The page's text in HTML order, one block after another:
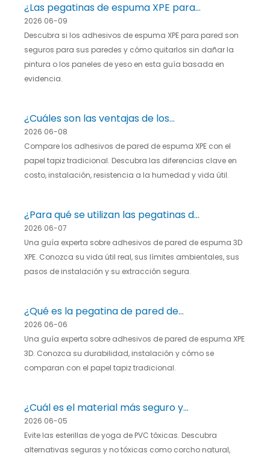
¿Las pegatinas de espuma XPE para
pared dañan o desprenden la
pintura?
Descubra si los adhesivos de espuma XPE para pared son
seguros para sus paredes y cómo quitarlos sin dañar la
pintura o los paneles de yeso en esta guía basada en
evidencia.
2026 06-09
¿Cuáles son las ventajas de los
adhesivos de espuma para pared
XPE en comparación con el papel
tapiz?
Compare los adhesivos de pared de espuma XPE con el
papel tapiz tradicional. Descubra las diferencias clave en
costo, instalación, resistencia a la humedad y vida útil.
2026 06-08
¿Para qué se utilizan las pegatinas de
pared de espuma XPE en la
decoración de interiores?
Una guía experta sobre adhesivos de pared de espuma 3D
XPE. Conozca su vida útil real, sus límites ambientales, sus
pasos de instalación y su extracción segura.
2026 06-07
¿Qué es la pegatina de pared de
espuma XPE?
Una guía experta sobre adhesivos de pared de espuma XPE
3D. Conozca su durabilidad, instalación y cómo se
comparan con el papel tapiz tradicional.
2026 06-06
¿Cuál es el material más seguro y
saludable para las esterillas de yoga
y pilates?
Evite las esterillas de yoga de PVC tóxicas. Descubra
alternativas seguras y no tóxicas como corcho natural,
2026 06-05